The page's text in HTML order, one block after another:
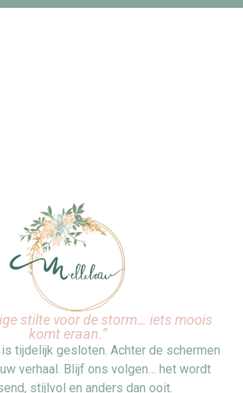
stilte voor de storm… iets moois
komt eraan.”
tijdelijk gesloten. Achter de schermen
verhaal. Blijf ons volgen… het wordt
stijlvol en anders dan ooit.